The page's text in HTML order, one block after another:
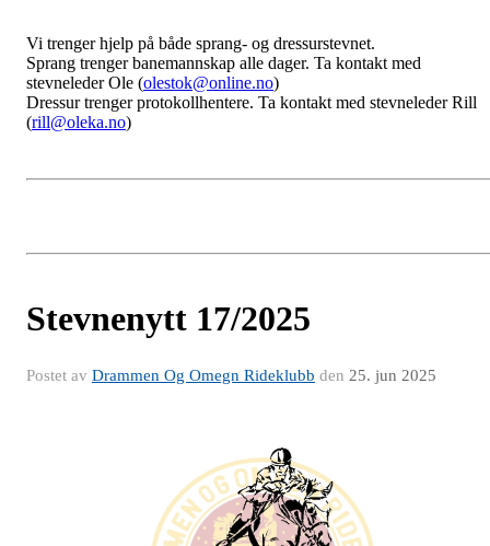
Vi trenger hjelp på både sprang- og dressurstevnet.
Sprang trenger banemannskap alle dager. Ta kontakt med
stevneleder Ole (olestok@online.no)
Dressur trenger protokollhentere. Ta kontakt med stevneleder Rill
(rill@oleka.no)
Stevnenytt 17/2025
Postet av Drammen Og Omegn Rideklubb den 25. jun 2025